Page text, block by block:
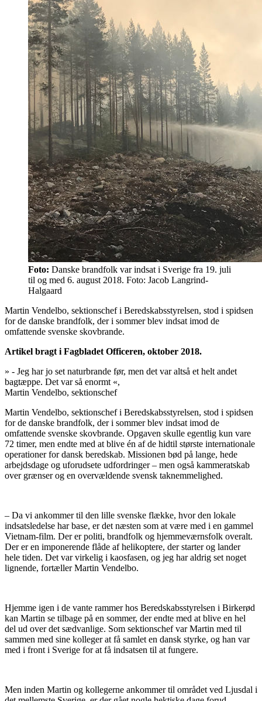
Foto: Danske brandfolk var indsat i Sverige fra 19. juli
til og med 6. august 2018. Foto: Jacob Langrind-
Halgaard
Martin Vendelbo, sektionschef i Beredskabsstyrelsen, stod i spidsen
for de danske brandfolk, der i sommer blev indsat imod de
omfattende svenske skovbrande.
Artikel bragt i Fagbladet Officeren, oktober 2018.
» - Jeg har jo set naturbrande før, men det var altså et helt andet
bagtæppe. Det var så enormt «,
Martin Vendelbo, sektionschef
Martin Vendelbo, sektionschef i Beredskabsstyrelsen, stod i spidsen
for de danske brandfolk, der i sommer blev indsat imod de
omfattende svenske skovbrande. Opgaven skulle egentlig kun vare
72 timer, men endte med at blive én af de hidtil største internationale
operationer for dansk beredskab. Missionen bød på lange, hede
arbejdsdage og uforudsete udfordringer – men også kammeratskab
over grænser og en overvældende svensk taknemmelighed.
– Da vi ankommer til den lille svenske flække, hvor den lokale
indsatsledelse har base, er det næsten som at være med i en gammel
Vietnam-film. Der er politi, brandfolk og hjemmeværnsfolk overalt.
Der er en imponerende flåde af helikoptere, der starter og lander
hele tiden. Det var virkelig i kaosfasen, og jeg har aldrig set noget
lignende, fortæller Martin Vendelbo.
Hjemme igen i de vante rammer hos Beredskabsstyrelsen i Birkerød
kan Martin se tilbage på en sommer, der endte med at blive en hel
del ud over det sædvanlige. Som sektionschef var Martin med til
sammen med sine kolleger at få samlet en dansk styrke, og han var
med i front i Sverige for at få indsatsen til at fungere.
Men inden Martin og kollegerne ankommer til området ved Ljusdal i